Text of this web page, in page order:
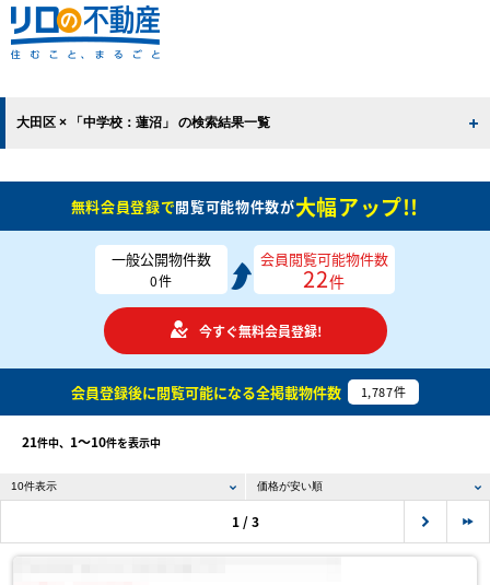
大田区 × 「中学校：蓮沼」 の検索結果一覧
無料会員登録で閲覧可能物件数が大幅アップ!!
一般公開物件数
0件
会員閲覧可能物件数
22件
今すぐ無料会員登録!
会員登録後に閲覧可能になる全掲載物件数 1,787件
21件中、 1〜10件を表示中
1 / 3